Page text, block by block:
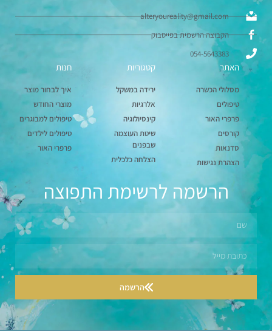
alteryoureality@gmail.com
הקבוצה הרשמית בפייסבוק
054-5643383
האתר
מסלולי הכשרה
טיפולים
פרפרי האור
קורסים
סדנאות
הצהרת נגישות
קטגוריות
ירידה במשקל
אלרגיות
קינסיולוגיה
שיטת העוצמה
שבפנים
הצלחה כלכלית
חנות
איך לבחור מוצר
מוצרי החודש
טיפולים למבוגרים
טיפולים לילדים
פרפרי האור
הרשמה לרשימת התפוצה
הרשמה